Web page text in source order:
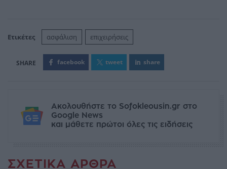
Ετικέτες ασφάλιση επιχειρήσεις
facebook tweet share
Ακολουθήστε το Sofokleousin.gr στο
Google News
και μάθετε πρώτοι όλες τις ειδήσεις
ΣΧΕΤΙΚΆ ΆΡΘΡΑ